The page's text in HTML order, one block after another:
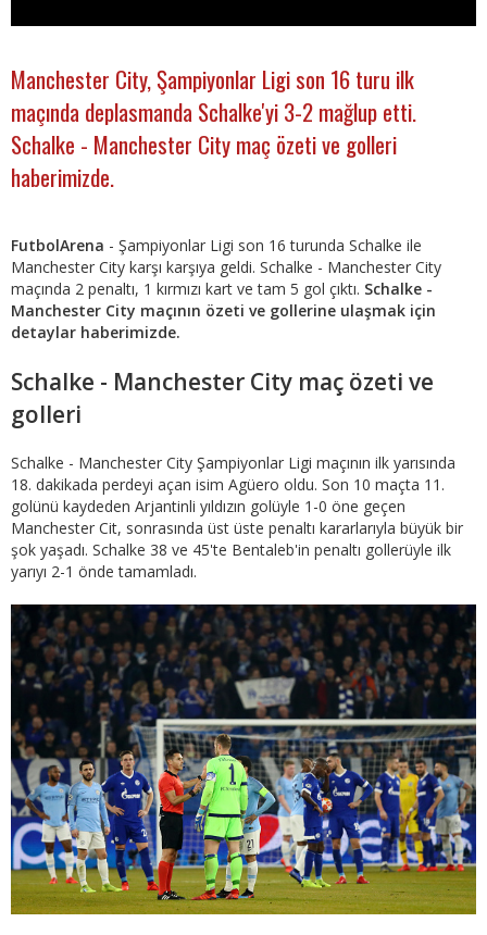
Manchester City, Şampiyonlar Ligi son 16 turu ilk
maçında deplasmanda Schalke'yi 3-2 mağlup etti.
Schalke - Manchester City maç özeti ve golleri
haberimizde.
FutbolArena - Şampiyonlar Ligi son 16 turunda Schalke ile
Manchester City karşı karşıya geldi. Schalke - Manchester City
maçında 2 penaltı, 1 kırmızı kart ve tam 5 gol çıktı. Schalke -
Manchester City maçının özeti ve gollerine ulaşmak için
detaylar haberimizde.
Schalke - Manchester City maç özeti ve
golleri
Schalke - Manchester City Şampiyonlar Ligi maçının ilk yarısında
18. dakikada perdeyi açan isim Agüero oldu. Son 10 maçta 11.
golünü kaydeden Arjantinli yıldızın golüyle 1-0 öne geçen
Manchester Cit, sonrasında üst üste penaltı kararlarıyla büyük bir
şok yaşadı. Schalke 38 ve 45'te Bentaleb'in penaltı gollerüyle ilk
yarıyı 2-1 önde tamamladı.